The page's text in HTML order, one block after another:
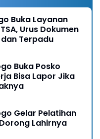
Buka Layanan
Urus Dokumen
Terpadu
Buka Posko
Bisa Lapor Jika
Gelar Pelatihan
Lahirnya